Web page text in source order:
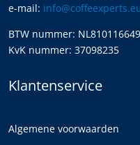
e-mail:
BTW nummer:
KvK nummer: 37098235
Klantenservice
Algemene voorwaarden